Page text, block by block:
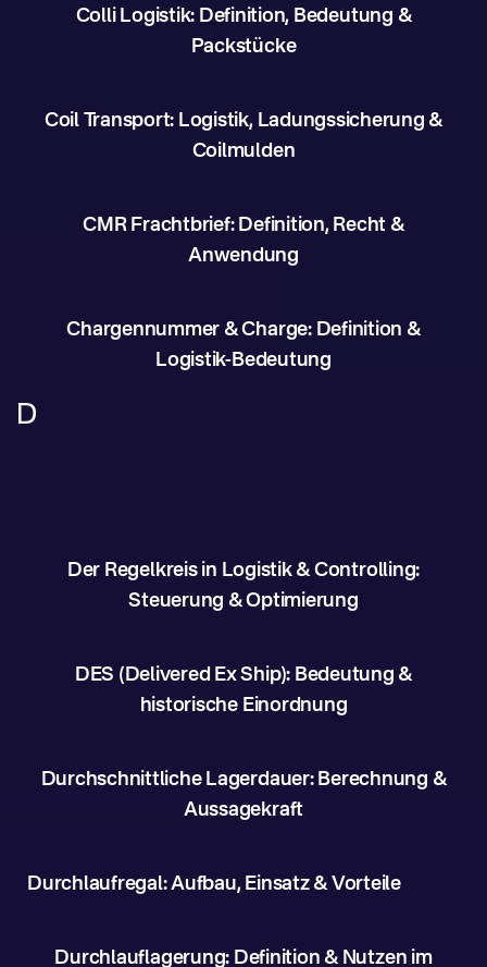
Colli Logistik: Definition, Bedeutung &
Packstücke
Coil Transport: Logistik, Ladungssicherung &
Coilmulden
CMR Frachtbrief: Definition, Recht &
Anwendung
Chargennummer & Charge: Definition &
Logistik-Bedeutung
D
Der Regelkreis in Logistik & Controlling:
Steuerung & Optimierung
DES (Delivered Ex Ship): Bedeutung &
historische Einordnung
Durchschnittliche Lagerdauer: Berechnung &
Aussagekraft
Durchlaufregal: Aufbau, Einsatz & Vorteile
Durchlauflagerung: Definition & Nutzen im